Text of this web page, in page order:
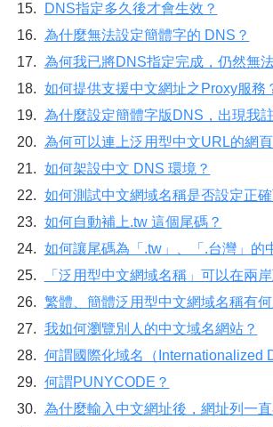
15.
DNS指定多久後才會生效？
16. 為什麼無法設定簡體字的 DNS？
17. 為何我已將DNS指定完成，仍然無
18. 如何提供支援中文網址之Proxy服務
19. 為什麼設定簡體字版DNS，出現我
20. 為何可以連上泛用型中文URL的網
21. 如何架設中文 DNS 環境？
22. 如何測試中文網域名稱是否設定正
23. 如何自動補上.tw 這個尾碼？
24. 如何讓尾碼為「.tw」、「.台灣」的
25.
「泛用型中文網域名稱」可以在兩
26. 繁體、簡體泛用型中文網域名稱有
27. 我如何瀏覽別人的中文域名網站？
28. 何謂國際化域名（Internationalized
29. 何謂PUNYCODE？
30. 為什麼輸入中文網址後，網址列一